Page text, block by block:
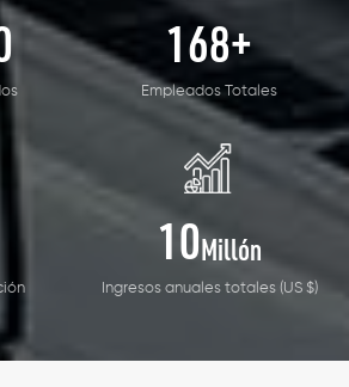
arneses de cableado, paneles de
con instrumento. . Certificación del
Nuestros productos han pasado la
UL CE, CQC, SGS y RoHS. También
iluminación, equipos de comunicación y
de productos en muchos países y
usted.
168+
Empleados Totales
10Millón
Ingresos anuales totales (US $)